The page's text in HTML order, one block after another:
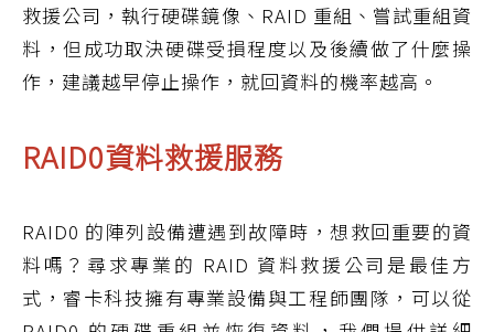
救援公司，執行硬碟鏡像、RAID 重組、嘗試重組資
料，但成功取決硬碟受損程度以及後續做了什麼操
作，建議越早停止操作，就回資料的機率越高。
RAID0資料救援服務
RAID0 的陣列設備遭遇到故障時，想救回重要的資
料嗎？尋求專業的 RAID 資料救援公司是最佳方
式，睿卡科技擁有專業設備與工程師團隊，可以從